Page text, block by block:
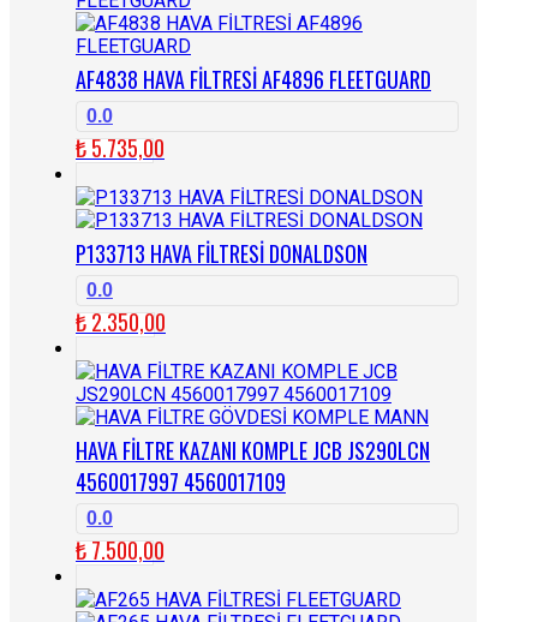
AF4838 HAVA FİLTRESİ AF4896 FLEETGUARD
0.0
₺5.735,00
P133713 HAVA FİLTRESİ DONALDSON
0.0
₺2.350,00
HAVA FİLTRE KAZANI KOMPLE JCB JS290LCN
4560017997 4560017109
0.0
₺7.500,00